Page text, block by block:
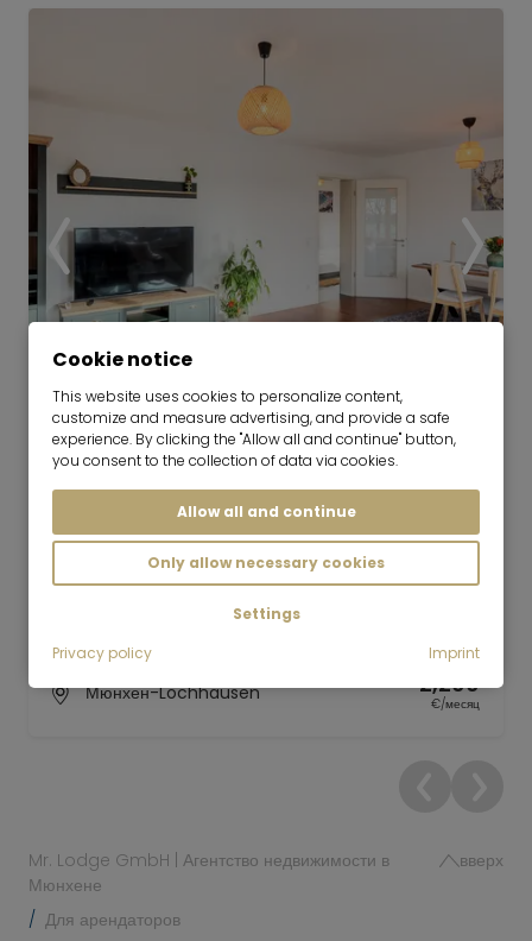
Видео
Просторная квартира в тихом
районе - два балкона
07.09.2026 на 6-36 месяцев
3 комнатная
Мюнхен-Lochhausen
2,200
€/месяц
Mr. Lodge GmbH | Агентство недвижимости в
Мюнхене
Для арендаторов
вверх
Cookie notice
This website uses cookies to personalize content,
customize and measure advertising, and provide a safe
experience. By clicking the "Allow all and continue" button,
you consent to the collection of data via cookies.
Allow all and continue
Only allow necessary cookies
Settings
Privacy policy
Imprint